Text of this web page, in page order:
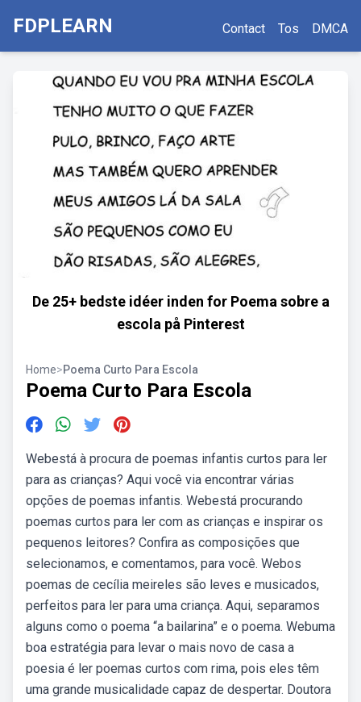
FDPLEARN Contact Tos DMCA
De 25+ bedste idéer inden for Poema sobre a
escola på Pinterest
Home>Poema Curto Para Escola
Poema Curto Para Escola
Webestá à procura de poemas infantis curtos para ler
para as crianças? Aqui você via encontrar várias
opções de poemas infantis. Webestá procurando
poemas curtos para ler com as crianças e inspirar os
pequenos leitores? Confira as composições que
selecionamos, e comentamos, para você. Webos
poemas de cecília meireles são leves e musicados,
perfeitos para ler para uma criança. Aqui, separamos
alguns como o poema “a bailarina” e o poema. Webuma
boa estratégia para levar o mais novo de casa a
poesia é ler poemas curtos com rima, pois eles têm
uma grande musicalidade capaz de despertar. Doutora